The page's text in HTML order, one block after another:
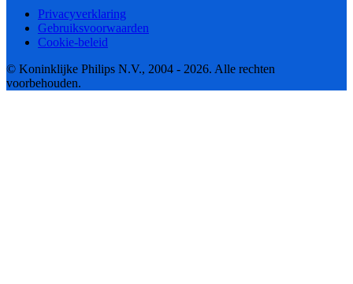
Privacyverklaring
Gebruiksvoorwaarden
Cookie-beleid
© Koninklijke Philips N.V., 2004 - 2026. Alle rechten
voorbehouden.